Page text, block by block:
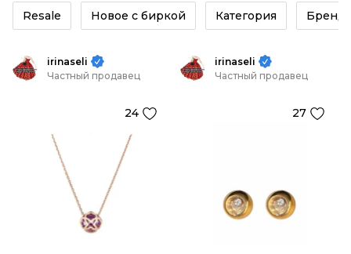
заказывайте на сайте или в приложении OSKELLY с
целой экосистемой инструментов.
Resale Новое с биркой Категория Бренд
irinaseli
Частный продавец
24
irinaseli
Частный продавец
27